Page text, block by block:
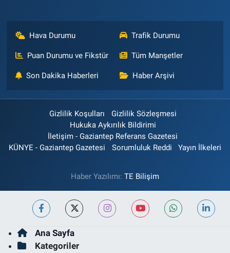
Hava Durumu Trafik Durumu
Puan Durumu ve Fikstür Tüm Manşetler
Son Dakika Haberleri Haber Arşivi
Gizlilik Koşulları
Gizlilik Sözleşmesi
Hukuka Aykırılık Bildirimi
İletişim - Gaziantep Referans Gazetesi
KÜNYE - Gaziantep Gazetesi
Sorumluluk Reddi Yayın İlkeleri
Haber Yazılımı: TE Bilişim
Ana Sayfa
Kategoriler